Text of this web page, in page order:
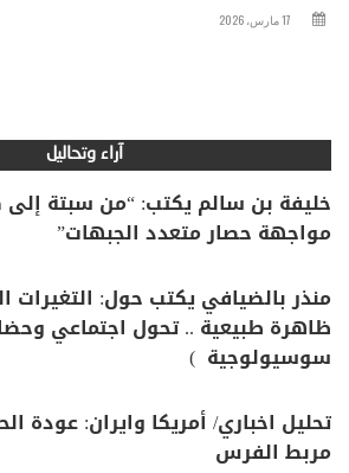
17 مارس، 2026
آراء وتحاليل
خليفة بن سالم يكتب: “من سبتة إلى
مواجهة حصار متعدد الجبهات”
منذر بالضيافي يكتب حول: التغيرات
ظاهرة طبيعية .. تحول اجتماعي
سوسيولوجية )
تحليل اخباري/ أمريكا وايران: عودة
مربط الفرس